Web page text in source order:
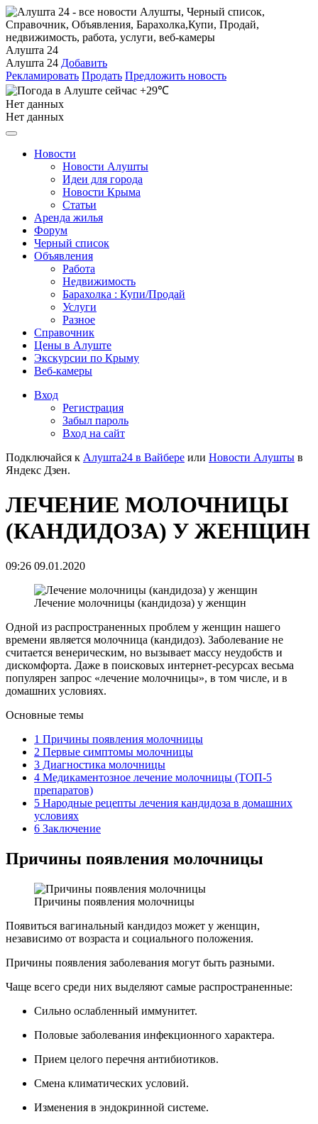
Алушта 24
Алушта 24 Добавить
Рекламировать Продать Предложить новость
+29℃
Нет данных
Нет данных
Новости
Новости Алушты
Идеи для города
Новости Крыма
Статьи
Аренда жилья
Форум
Черный список
Объявления
Работа
Недвижимость
Барахолка : Купи/Продай
Услуги
Разное
Справочник
Цены в Алуште
Экскурсии по Крыму
Веб-камеры
Вход
Регистрация
Забыл пароль
Вход на сайт
Подключайся к Алушта24 в Вайбере или Новости Алушты в
Яндекс Дзен.
ЛЕЧЕНИЕ МОЛОЧНИЦЫ
(КАНДИДОЗА) У ЖЕНЩИН
09:26 09.01.2020
Лечение молочницы (кандидоза) у женщин
Одной из распространенных проблем у женщин нашего
времени является молочница (кандидоз). Заболевание не
считается венерическим, но вызывает массу неудобств и
дискомфорта. Даже в поисковых интернет-ресурсах весьма
популярен запрос «лечение молочницы», в том числе, и в
домашних условиях.
Основные темы
1 Причины появления молочницы
2 Первые симптомы молочницы
3 Диагностика молочницы
4 Медикаментозное лечение молочницы (ТОП-5
препаратов)
5 Народные рецепты лечения кандидоза в домашних
условиях
6 Заключение
Причины появления молочницы
Причины появления молочницы
Появиться вагинальный кандидоз может у женщин,
независимо от возраста и социального положения.
Причины появления заболевания могут быть разными.
Чаще всего среди них выделяют самые распространенные:
Сильно ослабленный иммунитет.
Половые заболевания инфекционного характера.
Прием целого перечня антибиотиков.
Смена климатических условий.
Изменения в эндокринной системе.